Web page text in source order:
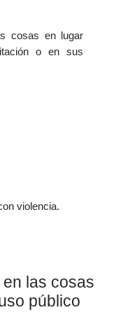
cosas en lugar
o en sus
violencia.
las cosas
público